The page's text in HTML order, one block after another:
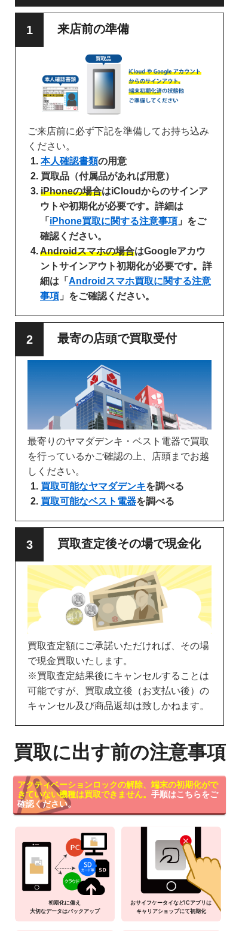
来店前の準備
ご来店前に必ず下記を準備してお持ち込み
ください。
本人確認書類の用意
買取品（付属品があれば用意）
iPhoneの場合はiCloudからのサインア
ウトや初期化が必要です。詳細は
「 iPhone買取に関する注意事項 」をご
確認ください。
Androidスマホの場合はGoogleアカウ
ントサインアウト初期化が必要です。詳
細は「 Androidスマホ買取に関する注意
事項 」をご確認ください。
最寄の店頭で買取受付
最寄りのヤマダデンキ・ベスト電器で買取
を行っているかご確認の上、店頭までお越
しください。
買取可能なヤマダデンキを調べる
買取可能なベスト電器を調べる
買取査定後その場で現金化
買取査定額にご承諾いただければ、その場
で現金買取いたします。
※買取査定結果後にキャンセルすることは
可能ですが、買取成立後（お支払い後）の
キャンセル及び商品返却は致しかねます。
買取に出す前の注意事項
アクティベーションロックの解除、端末の初期化がで
きていない機種は買取できません。 手順はこちらをご
確認ください。
初期化に備え
大切なデータはバックアップ
おサイフケータイなどICアプリは
キャリアショップにて初期化